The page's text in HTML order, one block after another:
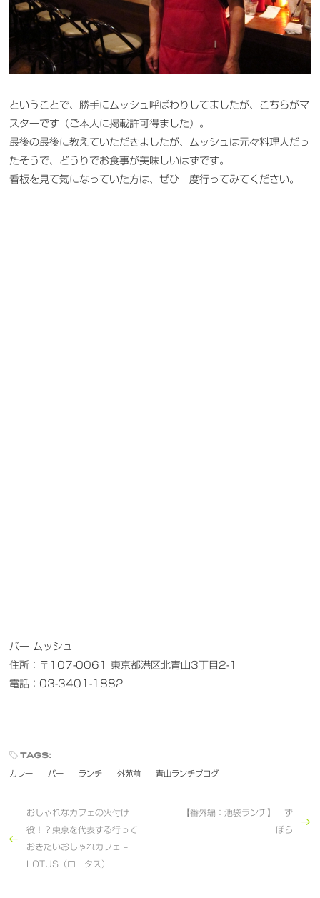
ということで、勝手にムッシュ呼ばわりしてましたが、こちらがマ
スターです（ご本人に掲載許可得ました）。
最後の最後に教えていただきましたが、ムッシュは元々料理人だっ
たそうで、どうりでお食事が美味しいはずです。
看板を見て気になっていた方は、ぜひ一度行ってみてください。
バー ムッシュ
住所：〒107-0061 東京都港区北青山3丁目2-1
電話：03-3401-1882
tags:
カレー バー ランチ 外苑前 青山ランチブログ
おしゃれなカフェの火付け
役！？東京を代表する行って
おきたいおしゃれカフェ –
LOTUS（ロータス）
【番外編：池袋ランチ】 ず
ぼら